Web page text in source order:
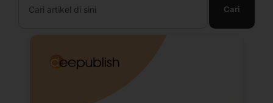
Cari